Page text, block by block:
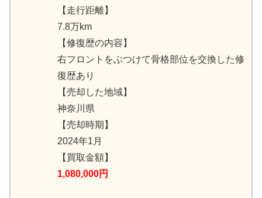
【走行距離】
7.8万km
【修復歴の内容】
右フロントをぶつけて骨格部位を交換した修
復歴あり
【売却した地域】
神奈川県
【売却時期】
2024年1月
【買取金額】
1,080,000円